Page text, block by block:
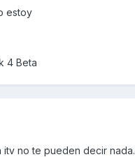
estoy
4 Beta
itv no te pueden decir nada.